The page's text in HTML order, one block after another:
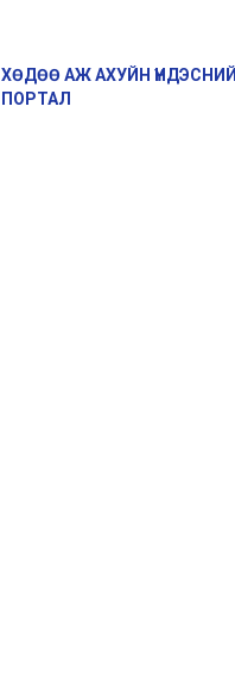
ХӨДӨӨ АЖ АХУЙН ҮНДЭСНИЙ
ПОРТАЛ